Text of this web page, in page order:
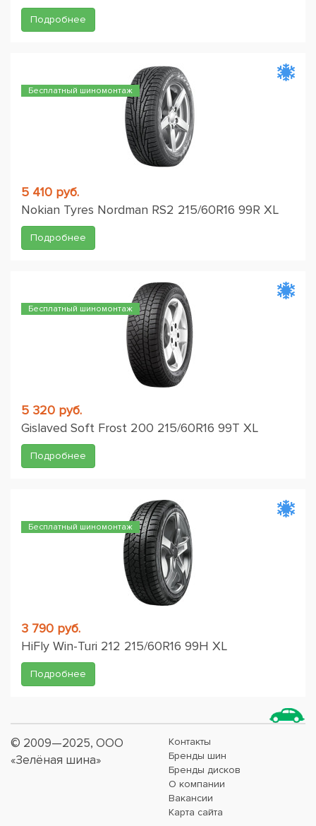
Подробнее
Бесплатный шиномонтаж
5 410 руб.
Nokian Tyres Nordman RS2 215/60R16 99R XL
Подробнее
Бесплатный шиномонтаж
5 320 руб.
Gislaved Soft Frost 200 215/60R16 99T XL
Подробнее
Бесплатный шиномонтаж
3 790 руб.
HiFly Win-Turi 212 215/60R16 99H XL
Подробнее
© 2009—2025, ООО
«Зелёная шина»
Контакты
Бренды шин
Бренды дисков
О компании
Вакансии
Карта сайта